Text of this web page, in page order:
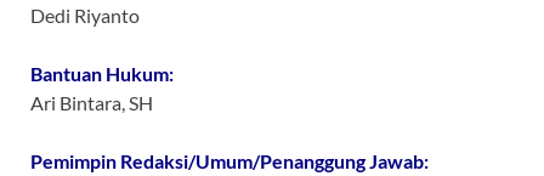
Dedi Riyanto
Bantuan Hukum:
Ari Bintara, SH
Pemimpin Redaksi/Umum/Penanggung Jawab: